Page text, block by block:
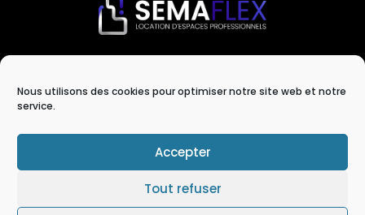
Nous utilisons des cookies pour optimiser notre site web et notre
service.
Accepter
Tout refuser
Semapro et Semaflex
COPYRIGHT ©2024 CAPSEMA – TOUS DROITS RÉSERVÉS